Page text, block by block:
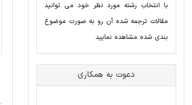
با انتخاب رشته مورد نظر خود می توانید
مقالات ترجمه شده آن رو به صورت موضوع
بندی شده مشاهده نمایید
دعوت به همکاری